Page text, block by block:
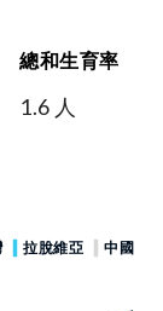
總和生育率
1.6 人